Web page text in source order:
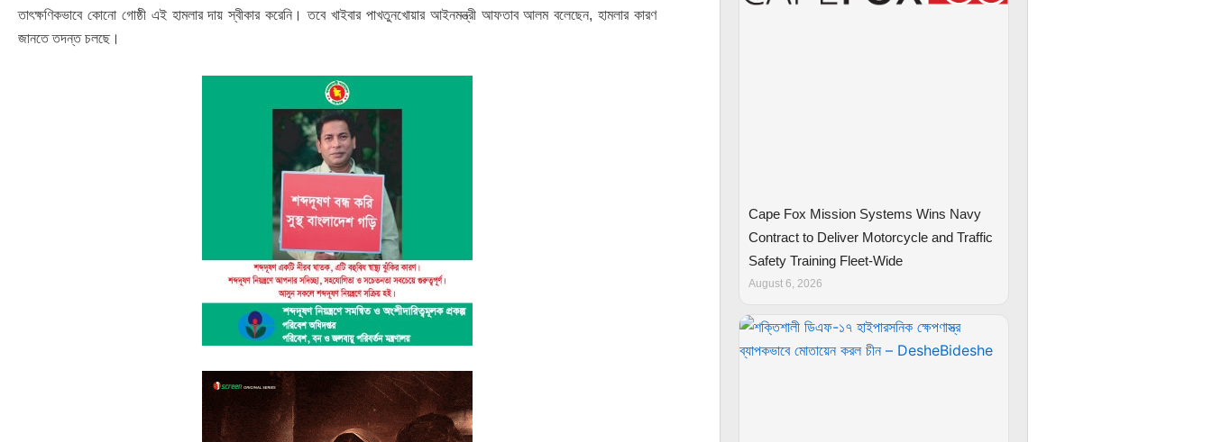
তাৎক্ষণিকভাবে কোনো গোষ্ঠী এই হামলার দায় স্বীকার করেনি। তবে খাইবার পাখতুনখোয়ার আইনমন্ত্রী আফতাব আলম বলেছেন, হামলার কারণ
জানতে তদন্ত চলছে।
Cape Fox Mission Systems Wins Navy
Contract to Deliver Motorcycle and Traffic
Safety Training Fleet-Wide
August 6, 2026